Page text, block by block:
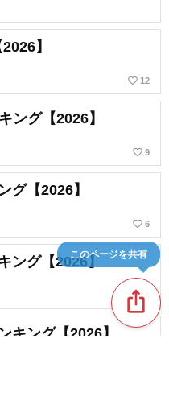
】
favorite_border 12
ング【2026】
favorite_border 9
グ【2026】
favorite_border 6
ング【2026】
favorite_border14
キング【2026】
ios_share
このページを共有